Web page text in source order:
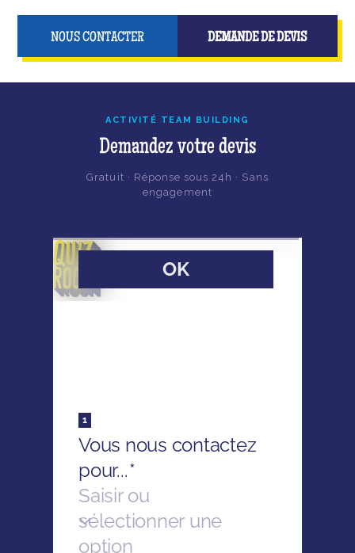
NOUS CONTACTER DEMANDE DE DEVIS
ACTIVITÉ TEAM BUILDING
Demandez votre devis
Gratuit · Réponse sous 24h · Sans
engagement